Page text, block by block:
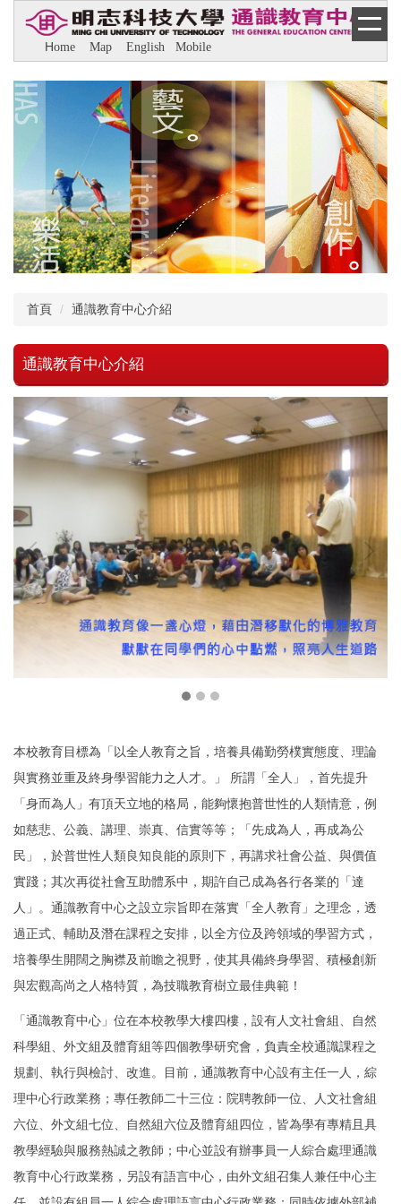
內
容
區
Home Map English Mobile
首頁 通識教育中心介紹
通識教育中心介紹
本校教育目標為「以全人教育之旨，培養具備勤勞樸實態度、理論
與實務並重及終身學習能力之人才。」
所謂「全人」，首先提升
「身而為人」有頂天立地的格局，能夠懷抱普世性的人類情意，例
如慈悲、公義、講理、崇真、信實等等；「先成為人，再成為公
民」，於普世性人類良知良能的原則下，再講求社會公益、與價值
實踐；其次再從社會互助體系中，期許自己成為各行各業的「達
人」。通識教育中心之設立宗旨即在落實「全人教育」之理念，透
過正式、輔助及潛在課程之安排，以全方位及跨領域的學習方式，
培養學生開闊之胸襟及前瞻之視野，使其具備終身學習、積極創新
與宏觀高尚之人格特質，為技職教育樹立最佳典範！
「通識教育中心」位在本校教學大樓四樓，設有人文社會組、自然
科學組、外文組及體育組等四個教學研究會，負責全校通識課程之
規劃、執行與檢討、改進。目前，通識教育中心設有主任一人，綜
理中心行政業務；專任教師二十三位：院聘教師一位、人文社會組
六位、外文組七位、自然組六位及體育組四位，皆為學有專精且具
教學經驗與服務熱誠之教師；中心並設有辦事員一人綜合處理通識
教育中心行政業務，另設有語言中心，由外文組召集人兼任中心主